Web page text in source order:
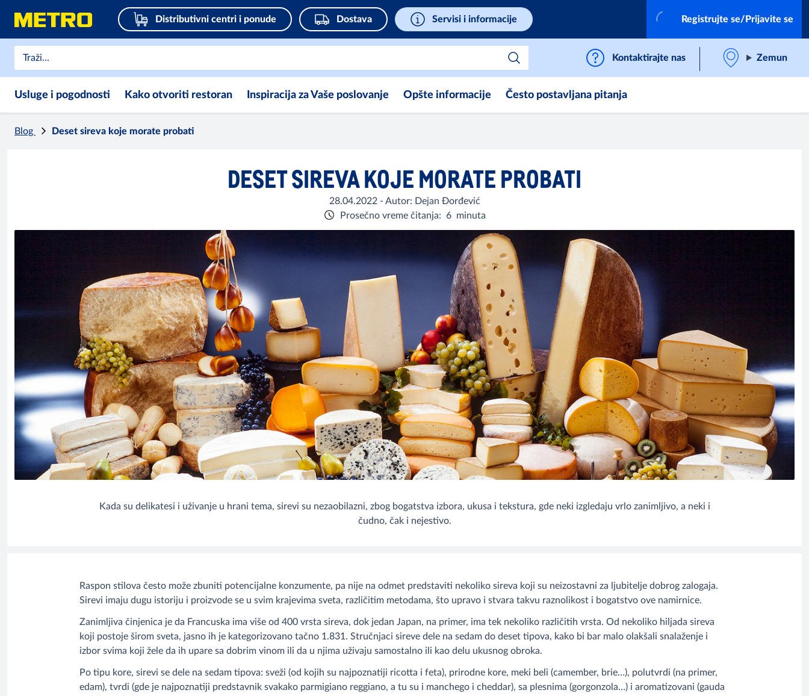
Distributivni centri i ponude Dostava Servisi i informacije Registrujte se/Prijavite se
Kontaktirajte nas Zemun
Usluge i pogodnosti Kako otvoriti restoran Inspiracija za Vaše poslovanje Opšte informacije Često postavljana pitanja
Blog Deset sireva koje morate probati
DESET SIREVA KOJE MORATE PROBATI
28.04.2022 - Autor: Dejan Đorđević
Prosečno vreme čitanja: 6 minuta
Kada su delikatesi i uživanje u hrani tema, sirevi su nezaobilazni, zbog bogatstva izbora, ukusa i tekstura, gde neki izgledaju vrlo zanimljivo, a neki i
čudno, čak i nejestivo.
Raspon stilova često može zbuniti potencijalne konzumente, pa nije na odmet predstaviti nekoliko sireva koji su neizostavni za ljubitelje dobrog zalogaja.
Sirevi imaju dugu istoriju i proizvode se u svim krajevima sveta, različitim metodama, što upravo i stvara takvu raznolikost i bogatstvo ove namirnice.
Zanimljiva činjenica je da Francuska ima više od 400 vrsta sireva, dok jedan Japan, na primer, ima tek nekoliko različitih vrsta. Od nekoliko hiljada sireva
koji postoje širom sveta, jasno ih je kategorizovano tačno 1.831. Stručnjaci sireve dele na sedam do deset tipova, kako bi bar malo olakšali snalaženje i
izbor svima koji žele da ih upare sa dobrim vinom ili da u njima uživaju samostalno ili kao delu ukusnog obroka.
Po tipu kore, sirevi se dele na sedam tipova: sveži (od kojih su najpoznatiji ricotta i feta), prirodne kore, meki beli (camember, brie…), polutvrdi (na primer,
edam), tvrdi (gde je najpoznatiji predstavnik svakako parmigiano reggiano, a tu su i manchego i cheddar), sa plesnima (gorgonzola…) i aromatizovani (gauda